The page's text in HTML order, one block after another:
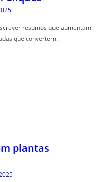
resumos que aumentam
que convertem.
plantas